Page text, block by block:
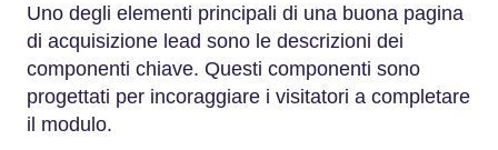
Uno degli elementi principali di una buona pagina
di acquisizione lead sono le descrizioni dei
componenti chiave. Questi componenti sono
progettati per incoraggiare i visitatori a completare
il modulo.